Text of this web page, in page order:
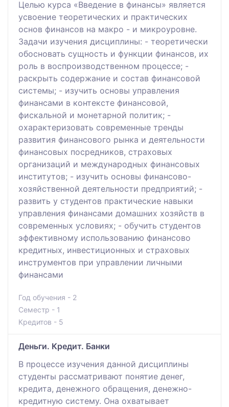
Целью курса «Введение в финансы» является
усвоение теоретических и практических
основ финансов на макро - и микроуровне.
Задачи изучения дисциплины: - теоретически
обосновать сущность и функции финансов, их
роль в воспроизводственном процессе; -
раскрыть содержание и состав финансовой
системы; - изучить основы управления
финансами в контексте финансовой,
фискальной и монетарной политик; -
охарактеризовать современные тренды
развития финансового рынка и деятельности
финансовых посредников, страховых
организаций и международных финансовых
институтов; - изучить основы финансово-
хозяйственной деятельности предприятий; -
развить у студентов практические навыки
управления финансами домашних хозяйств в
современных условиях; - обучить студентов
эффективному использованию финансово
кредитных, инвестиционных и страховых
инструментов при управлении личными
финансами
Год обучения - 2
Семестр - 1
Кредитов - 5
Деньги. Кредит. Банки
В процессе изучения данной дисциплины
студенты рассматривают понятие денег,
кредита, денежного обращения, денежно-
кредитную систему. Она охватывает